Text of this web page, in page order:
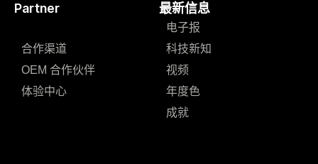
Partner 最新信息
合作渠道
OEM 合作伙伴
体验中心
电子报
科技新知
视频
年度色
成就